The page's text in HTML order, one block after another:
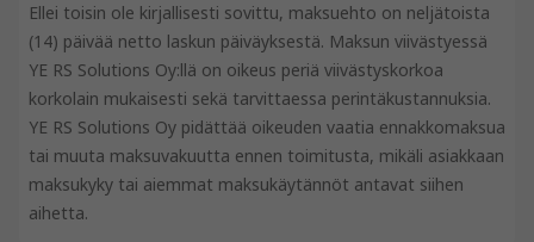
Ellei toisin ole kirjallisesti sovittu, maksuehto on neljätoista
(14) päivää netto laskun päiväyksestä. Maksun viivästyessä
YE RS Solutions Oy:llä on oikeus periä viivästyskorkoa
korkolain mukaisesti sekä tarvittaessa perintäkustannuksia.
YE RS Solutions Oy pidättää oikeuden vaatia ennakkomaksua
tai muuta maksuvakuutta ennen toimitusta, mikäli asiakkaan
maksukyky tai aiemmat maksukäytännöt antavat siihen
aihetta.